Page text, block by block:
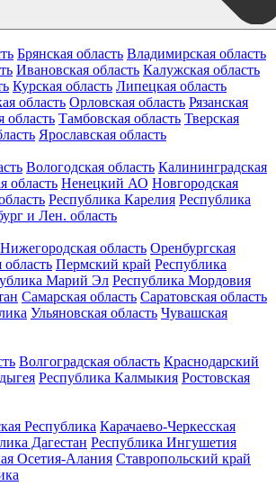
Брянская область Владимирская область
Ивановская область Калужская область
Курская область Липецкая область
область Орловская область Рязанская
область Тамбовская область Тверская
Ярославская область
Вологодская область Калининградская
область Ненецкий АО Новгородская
Республика Карелия Республика
и Лен. область
Нижегородская область Оренбургская
область Пермский край Республика
Марий Эл Республика Мордовия
Самарская область Саратовская область
Ульяновская область Чувашская
Волгоградская область Краснодарский
Республика Калмыкия Ростовская
Республика Карачаево-Черкесская
Дагестан Республика Ингушетия
Осетия-Алания Ставропольский край